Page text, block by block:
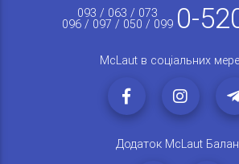
093 / 063 / 073
096 / 097 / 050 / 099 0-
McLaut в соціальних
Додаток McLaut